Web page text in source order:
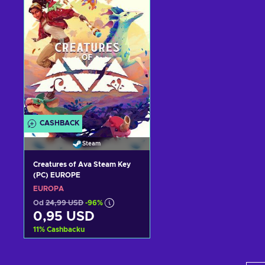
Zobacz oferty
CASHBACK
Steam
Creatures of Ava Steam Key
(PC) EUROPE
EUROPA
Od 24,99 USD -96%
0,95 USD
11% Cashbacku